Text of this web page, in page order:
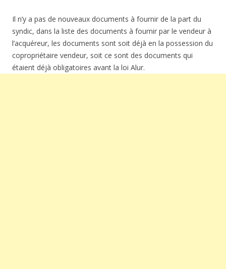
Il n’y a pas de nouveaux documents à fournir de la part du
syndic, dans la liste des documents à fournir par le vendeur à
l’acquéreur, les documents sont soit déjà en la possession du
copropriétaire vendeur, soit ce sont des documents qui
étaient déjà obligatoires avant la loi Alur.